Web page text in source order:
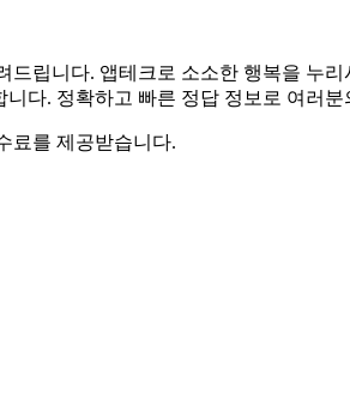
드립니다. 앱테크로 소소한 행복을 누
다. 정확하고 빠른 정답 정보로 여러
료를 제공받습니다.